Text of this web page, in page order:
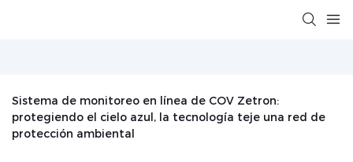
Sistema de monitoreo en línea de COV Zetron:
protegiendo el cielo azul, la tecnología teje una red de
protección ambiental